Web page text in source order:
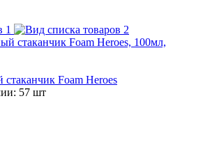
Foam Heroes
57 шт